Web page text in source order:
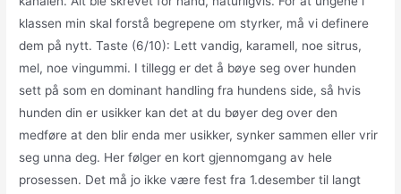
klassen min skal forstå begrepene om styrker, må vi definere
dem på nytt. Taste (6/10): Lett vandig, karamell, noe sitrus,
mel, noe vingummi. I tillegg er det å bøye seg over hunden
sett på som en dominant handling fra hundens side, så hvis
hunden din er usikker kan det at du bøyer deg over den
medføre at den blir enda mer usikker, synker sammen eller vrir
seg unna deg. Her følger en kort gjennomgang av hele
prosessen. Det må jo ikke være fest fra 1.desember til langt